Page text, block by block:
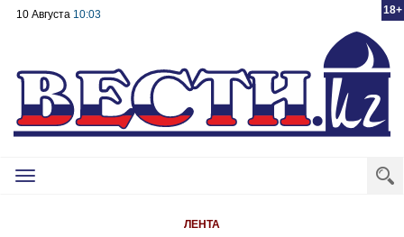
18+
10 Августа 10:03
Toggle
ЛЕНТА